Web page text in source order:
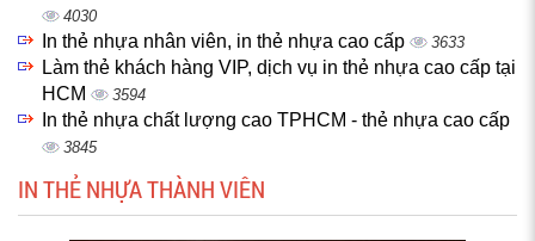
4030
In thẻ nhựa nhân viên, in thẻ nhựa cao cấp 3633
Làm thẻ khách hàng VIP, dịch vụ in thẻ nhựa cao cấp tại
HCM
3594
In thẻ nhựa chất lượng cao TPHCM - thẻ nhựa cao cấp
3845
IN THẺ NHỰA THÀNH VIÊN